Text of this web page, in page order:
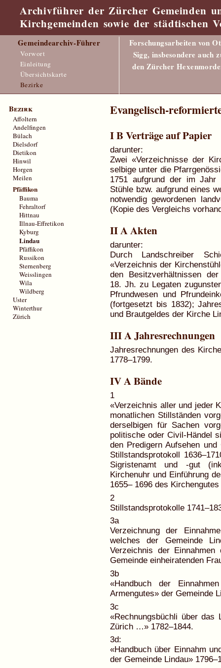
Archivführer der Zürcher Gemeinden
Kirchgemeinden sowie der städtischen
Gemeindearchiv-Führer
Vorwort
Einleitung
Übersichtskarte
Bezirke
Forschungsarbeiten von
Sigg, insbesondere auch
den Zürcher
Evangelisch-
I B Verträge auf Papier
darunter:
Zwei «Verzeichnisse der
selbige unter die
1751 aufgrund der im Jahr
Stühle bzw. aufgrund eines
notwendig gewordenen
(Kopie des Vergleichs
II A Akten
darunter:
Durch Landschreiber
«Verzeichnis der
den Besitzverhältnissen
18. Jh. zu Legaten
Pfrundwesen und
(fortgesetzt bis 1832);
und Brautgeldes der Kirche
III A Jahresrechnungen
Jahresrechnungen des
1778–1799.
IV A Bände
1
«Verzeichnis aller und jeder
monatlichen Stillständen
derselbigen für Sachen
politische oder Civil-Händel
den Predigern Aufsehen
Stillstandsprotokoll
Sigristenamt und -gut
Kirchenuhr und Einführung
1655– 1696 des
2
Stillstandsprotokolle
3a
Verzeichnung der
welches der Gemeinde
Verzeichnis der
Gemeinde einheiratenden
3b
«Handbuch der
Armengutes» der Gemeinde
3c
«Rechnungsbüchli über das
Zürich …» 1782–1844.
3d:
«Handbuch über Einnahm
der Gemeinde Lindau»
Bezirk
Affoltern
Andelfingen
Bülach
Dielsdorf
Dietikon
Hinwil
Horgen
Meilen
Pfäffikon
Bauma
Fehraltorf
Hittnau
Illnau-Effretikon
Kyburg
Lindau
Pfäffikon
Russikon
Sternenberg
Weisslingen
Wila
Wildberg
Uster
Winterthur
Zürich